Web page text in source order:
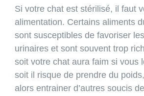
Si votre chat est stérilisé, il faut
alimentation. Certains aliments
sont susceptibles de favoriser
urinaires et sont souvent trop
soit votre chat aura faim si vous
soit il risque de prendre du
alors entrainer d’autres soucis